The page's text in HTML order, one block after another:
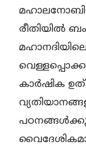
രീതിയില്‍
കാര്‍ഷിക
പഠനങ്ങള്‍ക്കു